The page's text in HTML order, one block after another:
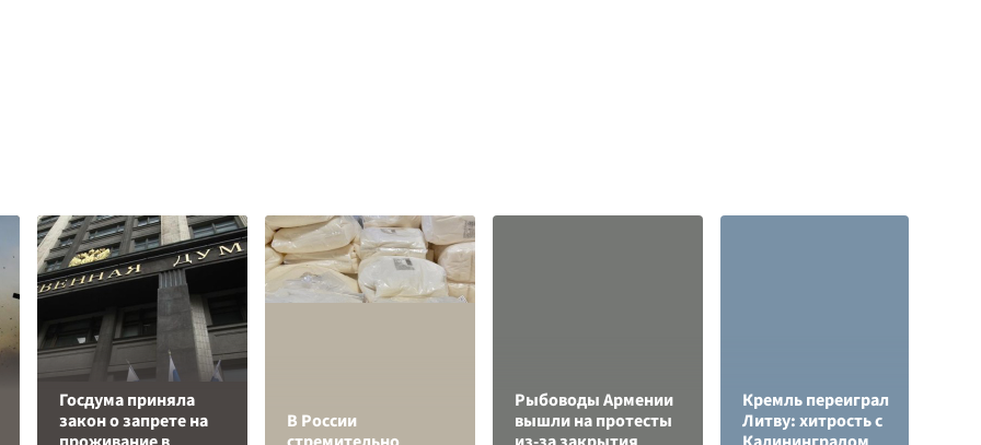
Госдума приняла
закон о запрете на
В России
Рыбоводы Армении
вышли на протесты
Кремль переиграл
Литву: хитрость с